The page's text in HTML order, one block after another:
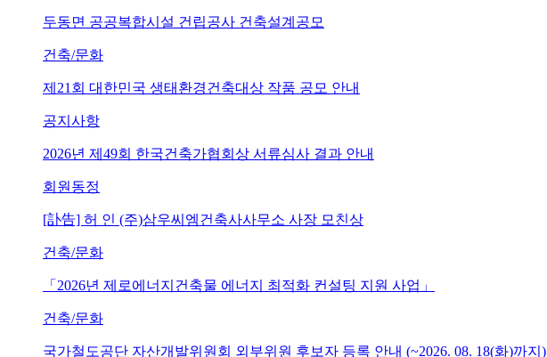
두동면 공공복합시설 건립공사 건축설계공모
건축/문화
제21회 대한민국 생태환경건축대상 작품 공모 안내
공지사항
2026년 제49회 한국건축가협회상 서류심사 결과 안내
회원동정
[訃告] 허 인 (주)삼우씨엠건축사사무소 사장 모친상
건축/문화
「2026년 제로에너지건축물 에너지 최적화 컨설팅 지원 사업」
건축/문화
국가철도공단 자산개발위원회 외부위원 후보자 등록 안내 (~2026. 08. 18(화)까지)